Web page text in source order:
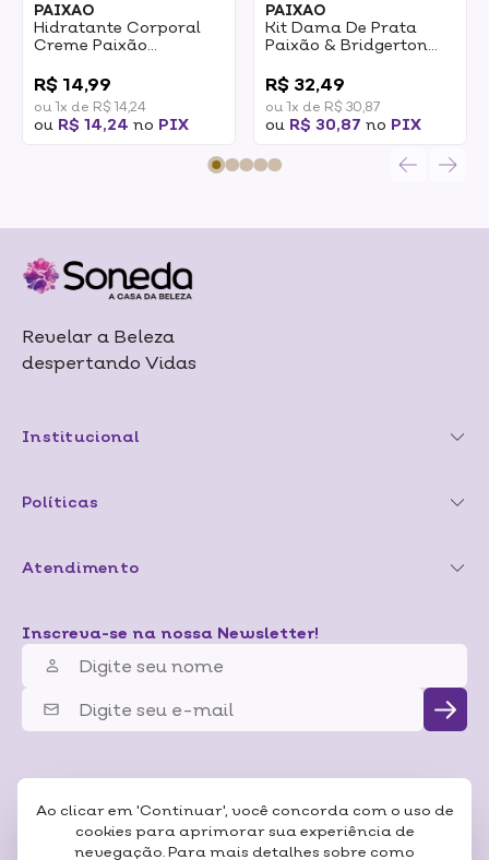
Ao clicar em 'Continuar', você concorda com o uso de
cookies para aprimorar sua experiência de
nevegação. Para mais detalhes sobre como
PAIXAO
Hidratante Corporal
Creme Paixão
Prata Com Óleo De
Amêndoas 200ml
R$ 14,99
ou 1x de R$ 14,24
ou R$ 14,24 no PIX
PAIXAO
Kit Dama De Prata
Paixão & Bridgerton
Óleo Corporal 1un
R$ 32,49
ou 1x de R$ 30,87
ou R$ 30,87 no PIX
Revelar a Beleza
despertando Vidas
Institucional
Políticas
Atendimento
Inscreva-se na nossa Newsletter!